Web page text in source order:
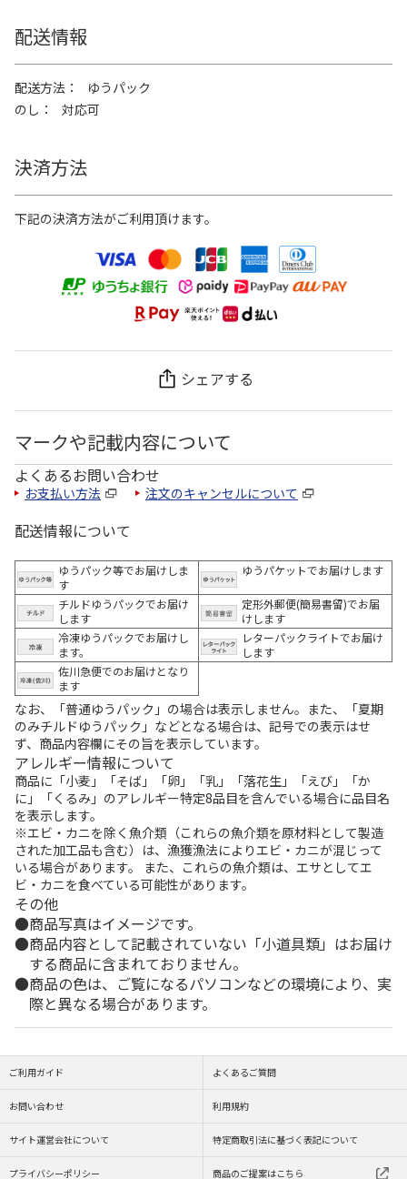
配送情報
配送方法
ゆうパック
のし
対応可
決済方法
下記の決済方法がご利用頂けます。
シェアする
マークや記載内容について
よくあるお問い合わせ
お支払い方法 注文のキャンセルについて
配送情報について
ゆうパック等でお届けしま
す
ゆうパケットでお届けします
チルドゆうパックでお届け
します
定形外郵便(簡易書留)でお届
けします
冷凍ゆうパックでお届けし
ます。
レターパックライトでお届け
します
佐川急便でのお届けとなり
ます
なお、「普通ゆうパック」の場合は表示しません。また、「夏期
のみチルドゆうパック」などとなる場合は、記号での表示はせ
ず、商品内容欄にその旨を表示しています。
アレルギー情報について
商品に「小麦」「そば」「卵」「乳」「落花生」「えび」「か
に」「くるみ」のアレルギー特定8品目を含んでいる場合に品目名
を表示します。
※エビ・カニを除く魚介類（これらの魚介類を原材料として製造
された加工品も含む）は、漁獲漁法によりエビ・カニが混じって
いる場合があります。 また、これらの魚介類は、エサとしてエ
ビ・カニを食べている可能性があります。
その他
商品写真はイメージです。
商品内容として記載されていない「小道具類」はお届け
する商品に含まれておりません。
商品の色は、ご覧になるパソコンなどの環境により、実
際と異なる場合があります。
ご利用ガイド よくあるご質問
お問い合わせ 利用規約
サイト運営会社について 特定商取引法に基づく表記について
プライバシーポリシー 商品のご提案はこちら